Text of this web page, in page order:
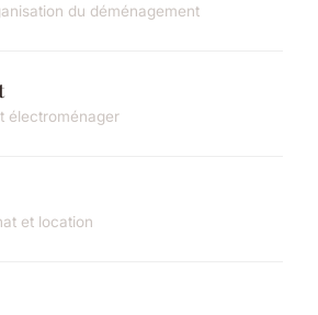
du déménagement
électroménager
et location